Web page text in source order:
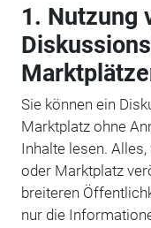
1. Nutzung
Sie können ein
Marktplatz ohne
Inhalte lesen.
oder Marktplatz
breiteren
nur die